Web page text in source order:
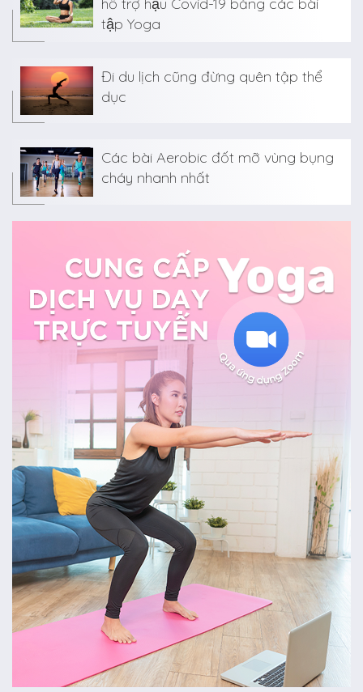
hỗ trợ hậu Covid-19 bằng các bài
tập Yoga
Đi du lịch cũng đừng quên tập thể
dục
Các bài Aerobic đốt mỡ vùng bụng
cháy nhanh nhất